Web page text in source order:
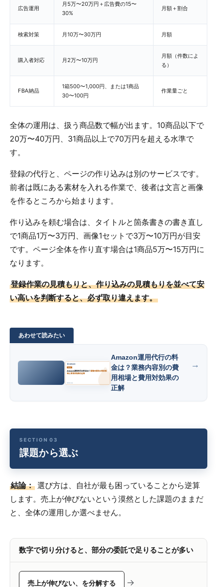
広告運用
月5万〜20万円＋広告費の15〜
30%
月額＋割合
検索対策 月10万〜30万円 月額
購入者対応 月2万〜10万円
月額（件数によ
る）
FBA納品
1箱500〜1,000円、または1商品
30〜100円
作業量ごと
全体の運用は、扱う商品数で幅が出ます。10商品以下で
20万〜40万円、31商品以上で70万円を超える水準で
す。
登録の代行と、ページの作り込みは別のサービスです。
前者は既にある素材を入れる作業で、後者は文言と画像
を作るところから始まります。
作り込みを頼む場合は、タイトルと箇条書きの書き直し
で1商品1万〜3万円、画像1セットで3万〜10万円が目安
です。ページ全体を作り直す場合は1商品5万〜15万円に
なります。
登録作業の見積もりと、作り込みの見積もりを並べて安
い高いを判断すると、必ず取り違えます。
Amazon運用代行の料
金は？業務内容別の費
用相場と費用対効果の
正解
課題から選ぶ
結論： 選び方は、自社が最も困っていることから逆算
します。売上が伸びないという漠然とした課題のままだ
と、全体の運用しか選べません。
数字で切り分けると、部分の委託で足りることが多い
売上が伸びない、を分解する →